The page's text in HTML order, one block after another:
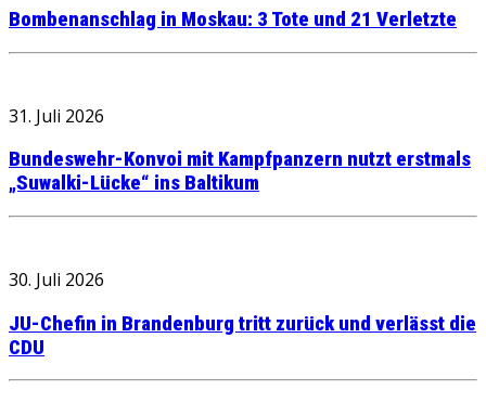
Bombenanschlag in Moskau: 3 Tote und 21 Verletzte
31. Juli 2026
Bundeswehr-Konvoi mit Kampfpanzern nutzt erstmals
„Suwalki-Lücke“ ins Baltikum
30. Juli 2026
JU-Chefin in Brandenburg tritt zurück und verlässt die
CDU